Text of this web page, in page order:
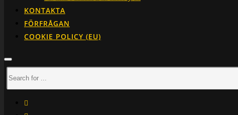
KONTAKTA
FÖRFRÅGAN
COOKIE POLICY (EU)